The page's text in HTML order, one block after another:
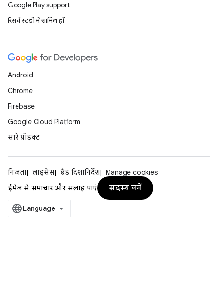
Google Play support
रिसर्च स्टडी में शामिल हों
Android
Chrome
Firebase
Google Cloud Platform
सारे प्रॉडक्ट
निजता लाइसेंस ब्रैंड दिशानिर्देश
Manage cookies
ईमेल से समाचार और सलाह पाएं
सदस्य बनें